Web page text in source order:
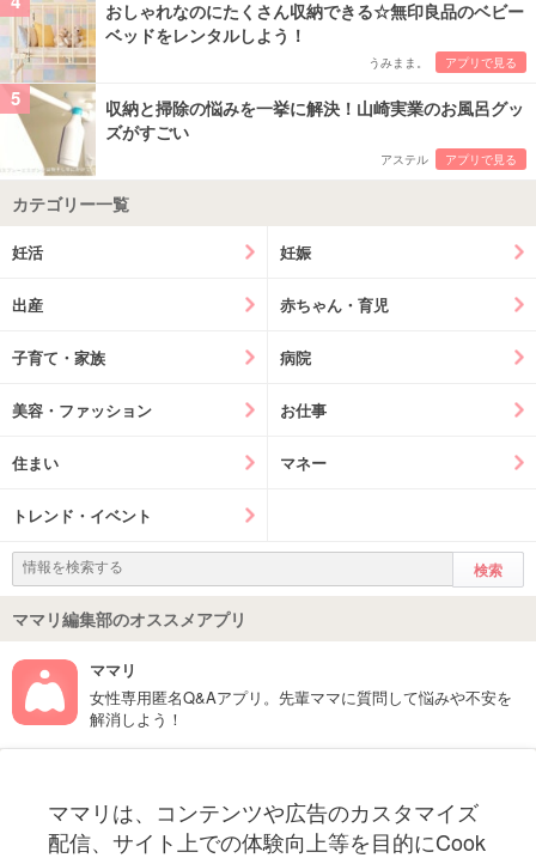
おしゃれなのにたくさん収納できる☆無印良品のベビー
ベッドをレンタルしよう！
うみまま。 アプリで見る
5
収納と掃除の悩みを一挙に解決！山崎実業のお風呂グッ
ズがすごい
アステル アプリで見る
カテゴリー一覧
妊活 妊娠
出産 赤ちゃん・育児
子育て・家族 病院
美容・ファッション お仕事
住まい マネー
トレンド・イベント
ママリ編集部のオススメアプリ
ママリ
女性専用匿名Q&Aアプリ。先輩ママに質問して悩みや不安を
解消しよう！
ママリは、コンテンツや広告のカスタマイズ
配信、サイト上での体験向上等を目的にCook
妊娠〜子育て中のお役立ち情報を配信中